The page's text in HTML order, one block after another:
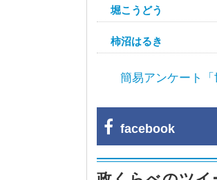
堀こうどう
柿沼はるき
簡易アンケート「
facebook